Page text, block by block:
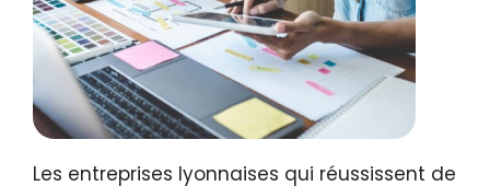
Les entreprises lyonnaises qui réussissent de